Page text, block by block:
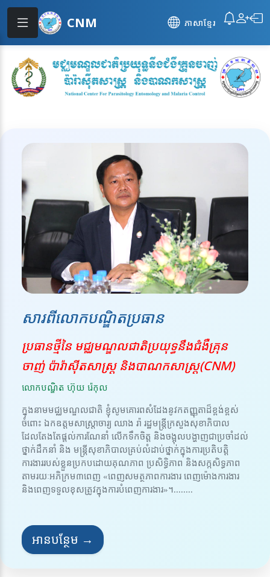
CNM ភាសាខ្មែរ
សារពីលោកបណ្ឌិតប្រធាន
ប្រធានថ្មីនៃ មជ្ឈមណ្ឌលជាតិប្រយុទ្ធនឹងជំងឺគ្រុន
ចាញ់ ប៉ារ៉ាស៊ីតសាស្ត្រ និងបាណកសាស្រ្ត(CNM)
លោកបណ្ឌិត ហ៊ុយ រ៉េកុល
ក្នុងនាមមជ្ឈមណ្ឌលជាតិ ខ្ញុំសូមគោរពសំដែងនូវកតញ្ញុតាដ៏ខ្ពង់ខ្ពស់
ចំពោះ ឯកឧត្តមសាស្ត្រាចារ្យ ឈាង រ៉ា រដ្ឋមន្ត្រីក្រសួងសុខាភិបាល
ដែលតែងតែផ្តល់ការណែនាំ លើកទឹកចិត្ត និងចង្អុលបង្ហាញជាប្រចាំដល់
ថ្នាក់ដឹកនាំ និង មន្ត្រីសុខាភិបាលគ្រប់លំដាប់ថ្នាក់ក្នុងការប្រតិបត្តិ
ការងាររបស់ខ្លួនប្រកបដោយគុណភាព ប្រសិទ្ធិភាព និងសក្កសិទ្ធភាព
តាមរយៈអភិក្រម៣ពេញ «ពេញសមត្ថភាពការងារ ពេញម៉ោងការងារ
និងពេញទទួលខុសត្រូវក្នុងការបំពេញការងារ»។........
អានបន្ថែម →